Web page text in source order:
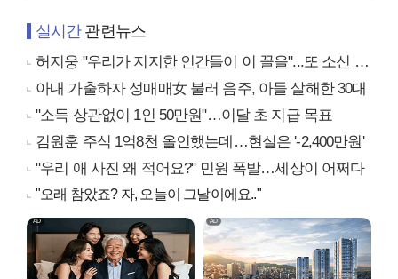
실시간관련뉴스
허지웅 "우리가 지지한 인간들이 이 꼴을"...또 소신 발언
아내 가출하자 성매매女 불러 음주, 아들 살해한 30대
"소득 상관없이 1인 50만원"…이달 초 지급 목표
김원훈 주식 1억8천 올인했는데…현실은 '-2,400만원'
"우리 애 사진 왜 적어요?" 민원 폭발…세상이 어쩌다
"오래 참았죠? 자, 오늘이 그날이에요.."